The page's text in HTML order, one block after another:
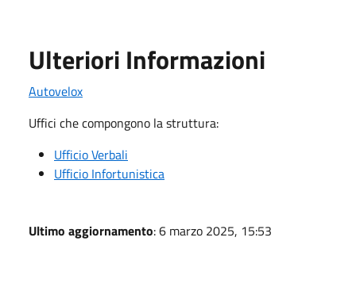
Ulteriori Informazioni
Autovelox
Uffici che compongono la struttura:
Ufficio Verbali
Ufficio Infortunistica
Ultimo aggiornamento: 6 marzo 2025, 15:53